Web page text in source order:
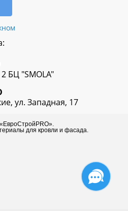
БЦ "SMOLA"
ул. Западная, 17
«ЕвроСтройPRO».
для кровли и фасада.